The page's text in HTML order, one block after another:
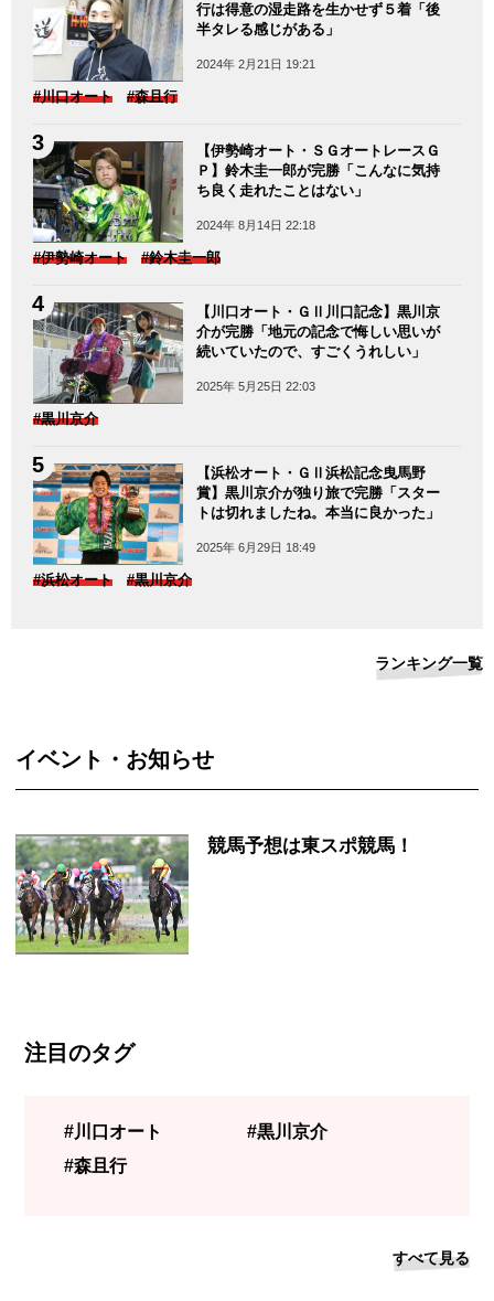
行は得意の湿走路を生かせず５着「後
半タレる感じがある」
2024年 2月21日 19:21
#川口オート #森且行
【伊勢崎オート・ＳＧオートレースＧ
Ｐ】鈴木圭一郎が完勝「こんなに気持
ち良く走れたことはない」
2024年 8月14日 22:18
#伊勢崎オート #鈴木圭一郎
【川口オート・ＧⅡ川口記念】黒川京
介が完勝「地元の記念で悔しい思いが
続いていたので、すごくうれしい」
2025年 5月25日 22:03
#黒川京介
【浜松オート・ＧⅡ浜松記念曳馬野
賞】黒川京介が独り旅で完勝「スター
トは切れましたね。本当に良かった」
2025年 6月29日 18:49
#浜松オート #黒川京介
ランキング一覧
イベント・お知らせ
競馬予想は東スポ競馬！
注目のタグ
#川口オート
#黒川京介
#森且行
すべて見る